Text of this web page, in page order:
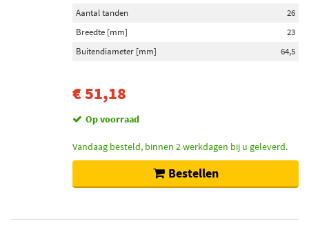
Aantal tanden
26
Breedte [mm]
23
Buitendiameter [mm]
64,5
€ 51,18
Op voorraad
Vandaag besteld, binnen 2 werkdagen bij u geleverd.
Bestellen